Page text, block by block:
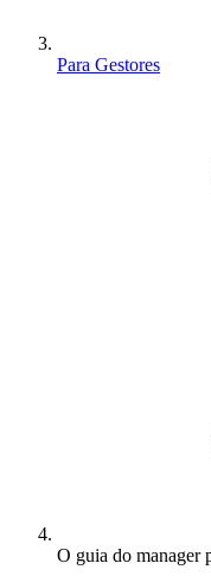
Para Gestores
O guia do manager